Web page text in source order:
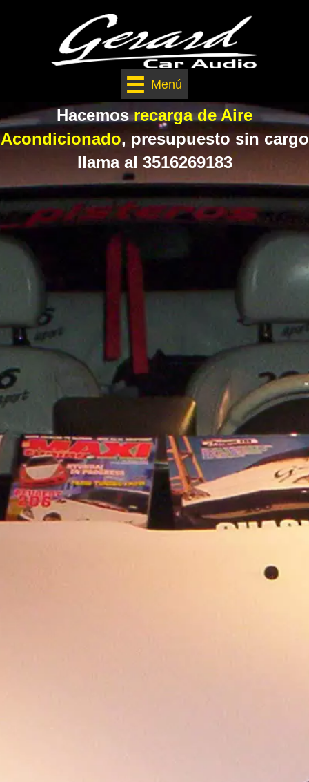
Menú
Hacemosrecarga de Aire
Acondicionado, presupuesto sin cargo
llama al 3516269183